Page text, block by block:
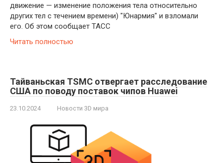
движение — изменение положения тела относительно
других тел с течением времени) "Юнармия" и взломали
его. Об этом сообщает ТАСС
Читать полностью
Тайваньская TSMC отвергает расследование
США по поводу поставок чипов Huawei
23.10.2024 Новости 3D мира